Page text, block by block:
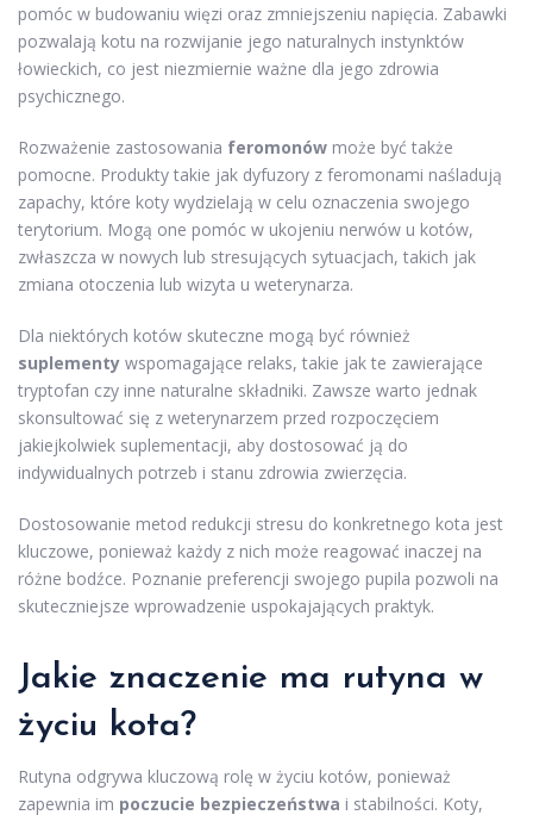
pomóc w budowaniu więzi oraz zmniejszeniu napięcia. Zabawki
pozwalają kotu na rozwijanie jego naturalnych instynktów
łowieckich, co jest niezmiernie ważne dla jego zdrowia
psychicznego.
Rozważenie zastosowania feromonów może być także
pomocne. Produkty takie jak dyfuzory z feromonami naśladują
zapachy, które koty wydzielają w celu oznaczenia swojego
terytorium. Mogą one pomóc w ukojeniu nerwów u kotów,
zwłaszcza w nowych lub stresujących sytuacjach, takich jak
zmiana otoczenia lub wizyta u weterynarza.
Dla niektórych kotów skuteczne mogą być również
suplementy wspomagające relaks, takie jak te zawierające
tryptofan czy inne naturalne składniki. Zawsze warto jednak
skonsultować się z weterynarzem przed rozpoczęciem
jakiejkolwiek suplementacji, aby dostosować ją do
indywidualnych potrzeb i stanu zdrowia zwierzęcia.
Dostosowanie metod redukcji stresu do konkretnego kota jest
kluczowe, ponieważ każdy z nich może reagować inaczej na
różne bodźce. Poznanie preferencji swojego pupila pozwoli na
skuteczniejsze wprowadzenie uspokajających praktyk.
Jakie znaczenie ma rutyna w
życiu kota?
Rutyna odgrywa kluczową rolę w życiu kotów, ponieważ
zapewnia im poczucie bezpieczeństwa i stabilności. Koty,